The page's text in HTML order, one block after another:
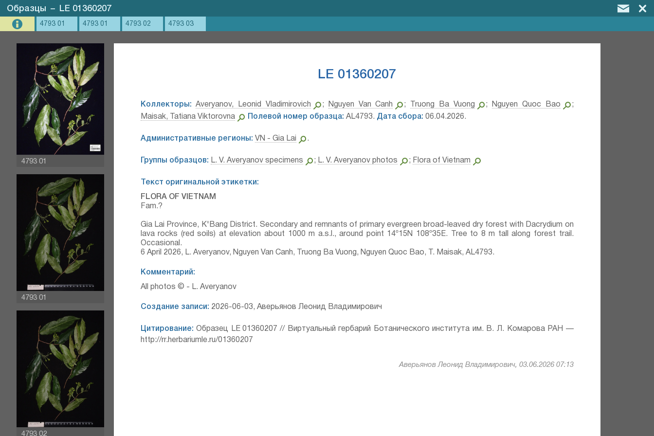
Образцы – LE 01360207
4793 01 4793 01 4793 02 4793 03
4793 01
4793 01
4793 02
LE 01360207
Коллекторы: Averyanov, Leonid Vladimirovich ; Nguyen Van Canh ; Truong Ba Vuong ; Nguyen Quoc Bao
;
Maisak, Tatiana Viktorovna
Полевой номер образца: AL4793. Дата сбора: 06.04.2026.
Административные регионы: VN - Gia Lai .
Группы образцов: L. V. Averyanov specimens ; L. V. Averyanov photos ; Flora of Vietnam
Текст оригинальной этикетки:
FLORA OF VIETNAM
Fam.?
Gia Lai Province, K'Bang District. Secondary and remnants of primary evergreen broad-leaved dry forest with Dacrydium on
lava rocks (red soils) at elevation about 1000 m a.s.l., around point 14º15N 108º35E. Tree to 8 m tall along forest trail.
Occasional.
6 April 2026, L. Averyanov, Nguyen Van Canh, Truong Ba Vuong, Nguyen Quoc Bao, T. Maisak, АL4793.
Комментарий:
All photos © - L. Averyanov
Создание записи: 2026-06-03, Аверьянов Леонид Владимирович
Цитирование: Образец LE 01360207 // Виртуальный гербарий Ботанического института им. В. Л. Комарова РАН —
http://rr.herbariumle.ru/01360207
Аверьянов Леонид Владимирович, 03.06.2026 07:13